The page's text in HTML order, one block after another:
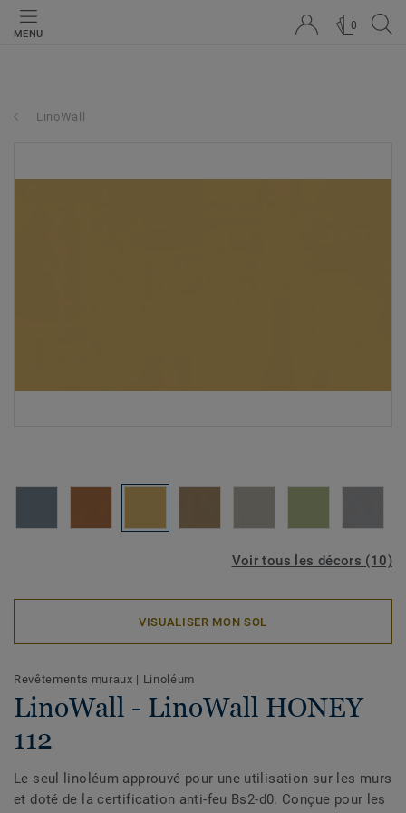
MENU
0
LinoWall
Voir tous les décors (10)
VISUALISER MON SOL
Revêtements muraux | Linoléum
LinoWall - LinoWall HONEY
112
Le seul linoléum approuvé pour une utilisation sur les murs
et doté de la certification anti-feu Bs2-d0. Conçue pour les